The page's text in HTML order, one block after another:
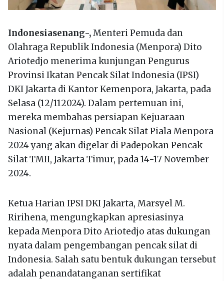
Indonesiasenang-,Menteri Pemuda dan
Olahraga Republik Indonesia (Menpora) Dito
Ariotedjo menerima kunjungan Pengurus
Provinsi Ikatan Pencak Silat Indonesia (IPSI)
DKI Jakarta di Kantor Kemenpora, Jakarta, pada
Selasa (12/112024). Dalam pertemuan ini,
mereka membahas persiapan Kejuaraan
Nasional (Kejurnas) Pencak Silat Piala Menpora
2024 yang akan digelar di Padepokan Pencak
Silat TMII, Jakarta Timur, pada 14-17 November
2024.
Ketua Harian IPSI DKI Jakarta, Marsyel M.
Ririhena, mengungkapkan apresiasinya
kepada Menpora Dito Ariotedjo atas dukungan
nyata dalam pengembangan pencak silat di
Indonesia. Salah satu bentuk dukungan tersebut
adalah penandatanganan sertifikat